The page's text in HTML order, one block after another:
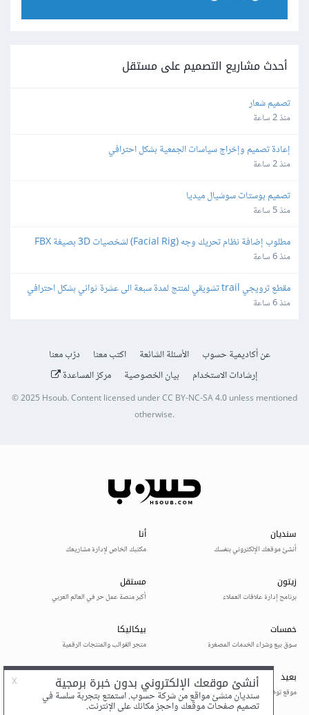
أحدث مشاريع التصميم على مستقل
تصميم شعار
منذ 2 ساعة
إعادة تصميم وإخراج سياسات الجمعية بشكل احترافي
منذ 2 ساعة
تصميم بوستات سوشيال ميديا
منذ 5 ساعة
باستخدام Blender
منذ 6 ساعة
مقطع ترويجي trail تشويقي لمنتج لمدة سبعة الى عشرة ثواني بشكل احترافي
منذ 6 ساعة
عن أكاديمية حسوب الأسئلة الشائعة اكتب معنا
درّب معنا
إرشادات الاستخدام
بيان الخصوصية مركز المساعدة
© 2025 Hsoub.Content licensed underCC BY-NC-SA 4.0unless mentioned
otherwise.